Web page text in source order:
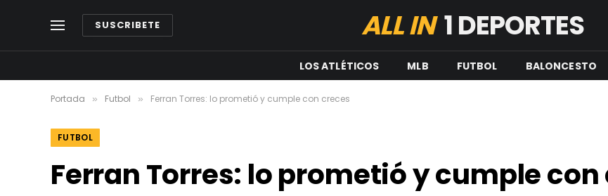
SUSCRIBETE ALL IN1 DEPORTES
LOS ATLÉTICOS MLB FUTBOL BALONCESTO
Portada » Futbol » Ferran Torres: lo prometió y cumple con creces
FUTBOL
Ferran Torres: lo prometió y cumple con